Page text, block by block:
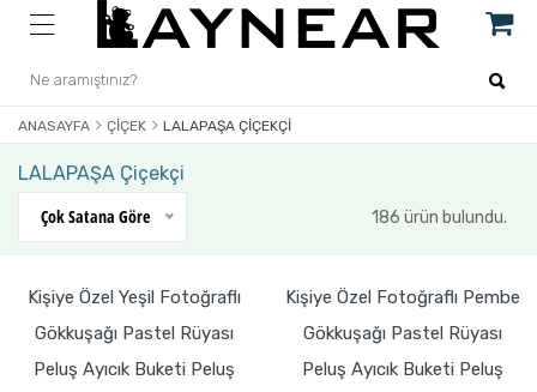
ANASAYFA ÇIÇEK LALAPAŞA ÇIÇEKÇI
LALAPAŞA Çiçekçi
Çok Satana Göre
186 ürün bulundu.
Kişiye Özel Yeşil Fotoğraflı
Gökkuşağı Pastel Rüyası
Peluş Ayıcık Buketi Peluş
Kişiye Özel Fotoğraflı Pembe
Gökkuşağı Pastel Rüyası
Peluş Ayıcık Buketi Peluş